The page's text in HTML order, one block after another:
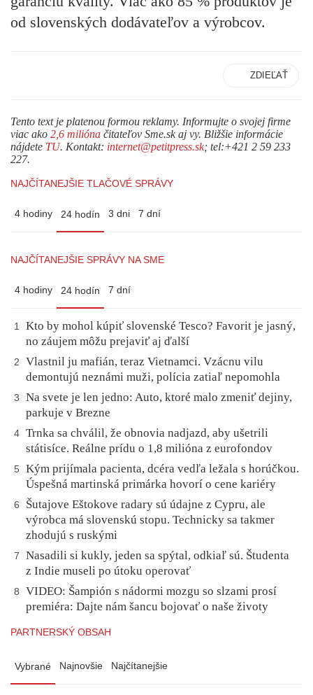
od slovenských dodávateľov a výrobcov.
ZDIEĽAŤ
Tento text je platenou formou reklamy. Informujte o svojej firme
viac ako 2,6 milióna čitateľov Sme.sk aj vy. Bližšie informácie
nájdete TU. Kontakt: internet@petitpress.sk; tel:+421 2 59 233
227.
NAJČÍTANEJŠIE TLAČOVÉ SPRÁVY
4 hodiny 24 hodín 3 dni 7 dní
NAJČÍTANEJŠIE SPRÁVY NA SME
4 hodiny 24 hodín 7 dní
1
Kto by mohol kúpiť slovenské Tesco? Favorit je jasný,
no záujem môžu prejaviť aj ďalší
2
Vlastnil ju mafián, teraz Vietnamci. Vzácnu vilu
demontujú neznámi muži, polícia zatiaľ nepomohla
3
Na svete je len jedno: Auto, ktoré malo zmeniť dejiny,
parkuje v Brezne
4 Trnka sa chválil, že obnovia nadjazd, aby ušetrili
státisíce. Reálne prídu o 1,8 milióna z eurofondov
5
Kým prijímala pacienta, dcéra vedľa ležala s horúčkou.
Úspešná martinská primárka hovorí o cene kariéry
6
Šutajove Eštokove radary sú údajne z Cypru, ale
výrobca má slovenskú stopu. Technicky sa takmer
zhodujú s ruskými
7
Nasadili si kukly, jeden sa spýtal, odkiaľ sú. Študenta
z Indie museli po útoku operovať
8
VIDEO: Šampión s nádormi mozgu so slzami prosí
premiéra: Dajte nám šancu bojovať o naše životy
PARTNERSKÝ OBSAH
Vybrané Najnovšie Najčítanejšie